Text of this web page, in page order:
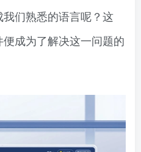
们熟悉的语言呢？这
成为了解决这一问题的